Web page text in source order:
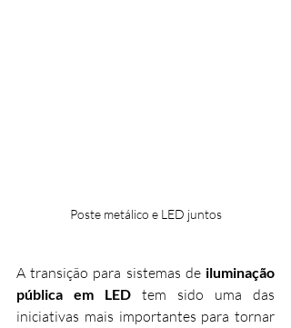
Poste metálico e LED juntos
A transição para sistemas de iluminação
pública em LED tem sido uma das
iniciativas mais importantes para tornar